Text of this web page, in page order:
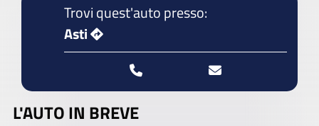
Trovi quest'auto presso:
Asti
L'AUTO IN BREVE